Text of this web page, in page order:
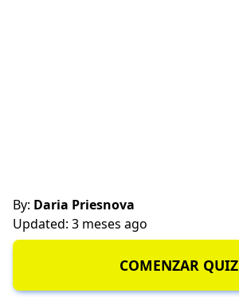
By: Daria Priesnova
Updated: 3 meses ago
COMENZAR QUIZ